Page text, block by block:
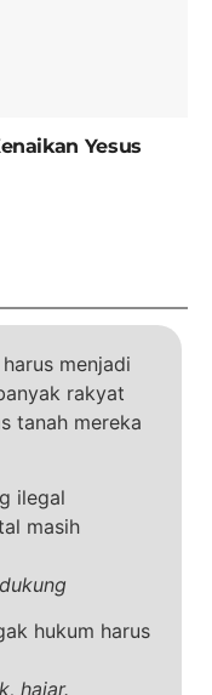
Yesus
harus menjadi
rakyat
tanah mereka
ilegal
masih
hukum harus
hajar.